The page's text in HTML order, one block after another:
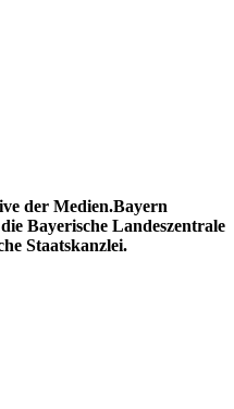
der Medien.Bayern
Bayerische Landeszentrale
Staatskanzlei.